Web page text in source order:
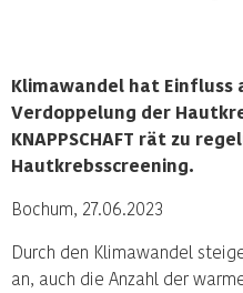
Klimawandel hat Einfluss
Verdoppelung der
KNAPPSCHAFT rät zu
Hautkrebsscreening.
Bochum, 27.06.2023
Durch den Klimawandel
an, auch die Anzahl der